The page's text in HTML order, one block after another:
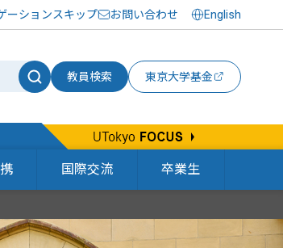
ーションスキップ お問い合わせ English
教員検索 東京大学基金
国際交流 卒業生